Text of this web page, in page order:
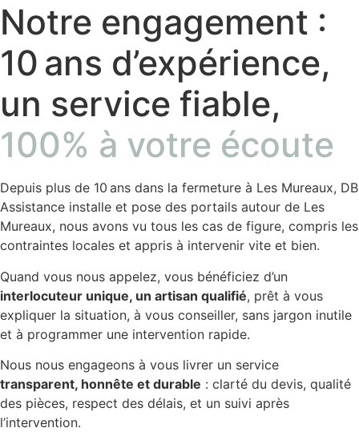
Notre engagement :
10 ans d’expérience,
un service fiable,
100% à votre écoute
Depuis plus de 10 ans dans la fermeture à Les Mureaux, DB
Assistance installe et pose des portails autour de Les
Mureaux, nous avons vu tous les cas de figure, compris les
contraintes locales et appris à intervenir vite et bien.
Quand vous nous appelez, vous bénéficiez d’un
interlocuteur unique, un artisan qualifié, prêt à vous
expliquer la situation, à vous conseiller, sans jargon inutile
et à programmer une intervention rapide.
Nous nous engageons à vous livrer un service
transparent, honnête et durable : clarté du devis, qualité
des pièces, respect des délais, et un suivi après
l’intervention.